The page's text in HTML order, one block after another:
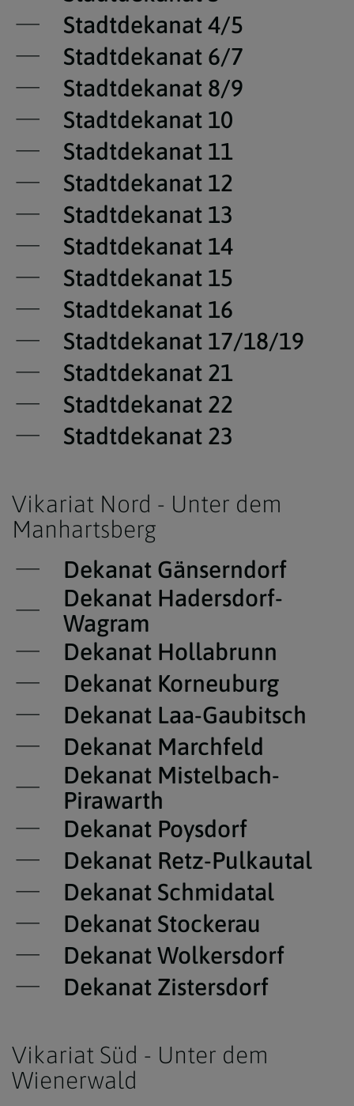
Stadtdekanat 4/5
Stadtdekanat 6/7
Stadtdekanat 8/9
Stadtdekanat 10
Stadtdekanat 11
Stadtdekanat 12
Stadtdekanat 13
Stadtdekanat 14
Stadtdekanat 15
Stadtdekanat 16
Stadtdekanat 17/18/19
Stadtdekanat 21
Stadtdekanat 22
Stadtdekanat 23
Vikariat Nord - Unter dem
Manhartsberg
Dekanat Gänserndorf
Dekanat Hadersdorf-
Wagram
Dekanat Hollabrunn
Dekanat Korneuburg
Dekanat Laa-Gaubitsch
Dekanat Marchfeld
Dekanat Mistelbach-
Pirawarth
Dekanat Poysdorf
Dekanat Retz-Pulkautal
Dekanat Schmidatal
Dekanat Stockerau
Dekanat Wolkersdorf
Dekanat Zistersdorf
Vikariat Süd - Unter dem
Wienerwald